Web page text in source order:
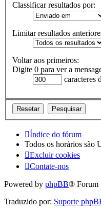
Classificar resultados por:
Limitar resultados
Voltar aos primeiros:
Digite 0 para ver a
caracteres
Índice do fórum
Todos os horários são
Excluir cookies
Contate-nos
Powered by phpBB® Forum
Traduzido por: Suporte